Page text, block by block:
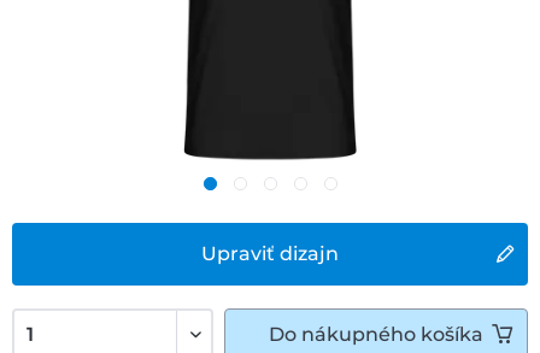
Upraviť dizajn
Do nákupného košíka